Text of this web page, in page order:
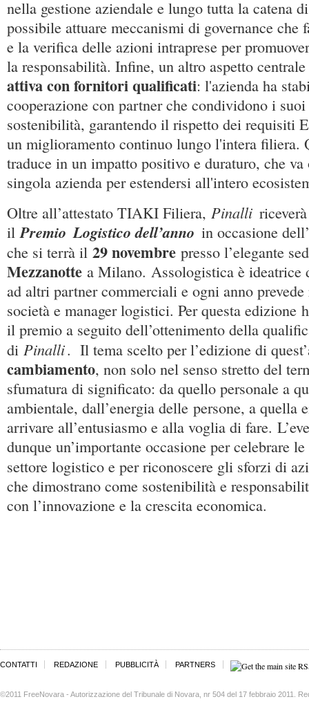
nella gestione aziendale e lungo tutta la catena
possibile attuare meccanismi di governance
e la verifica delle azioni intraprese per
la responsabilità. Infine, un altro aspetto
attiva con fornitori qualificati: l'azienda ha
cooperazione con partner che condividono i
sostenibilità, garantendo il rispetto dei requisiti
un miglioramento continuo lungo l'intera filiera.
traduce in un impatto positivo e duraturo, che
singola azienda per estendersi all'intero
Oltre all’attestato TIAKI Filiera, Pinalli riceverà
ilPremio Logistico dell’anno in occasione
che si terrà il 29 novembre presso l’elegante
Mezzanotte a Milano. Assologistica è ideatrice
ad altri partner commerciali e ogni anno
società e manager logistici. Per questa edizione
il premio a seguito dell’ottenimento della
di Pinalli. Il tema scelto per l’edizione di
cambiamento, non solo nel senso stretto del
sfumatura di significato: da quello personale a
ambientale, dall’energia delle persone, a quella
arrivare all’entusiasmo e alla voglia di fare.
dunque un’importante occasione per celebrare
settore logistico e per riconoscere gli sforzi di
che dimostrano come sostenibilità e
con l’innovazione e la crescita economica.
CONTATTI REDAZIONE PUBBLICITÀ PARTNERS
©2011 FreeNovara - Autorizzazione del Tribunale di Novara, nr 504 del 17 febbraio 2011.